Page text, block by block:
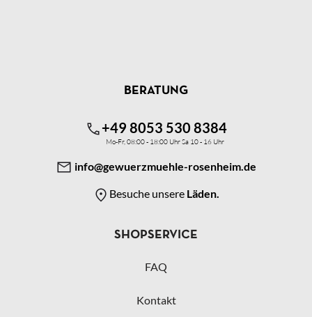
BERATUNG
+49 8053 530 8384
Mo-Fr, 08:00 - 18:00 Uhr Sa 10 - 16 Uhr
info@gewuerzmuehle-rosenheim.de
Besuche unsere Läden.
SHOPSERVICE
FAQ
Kontakt